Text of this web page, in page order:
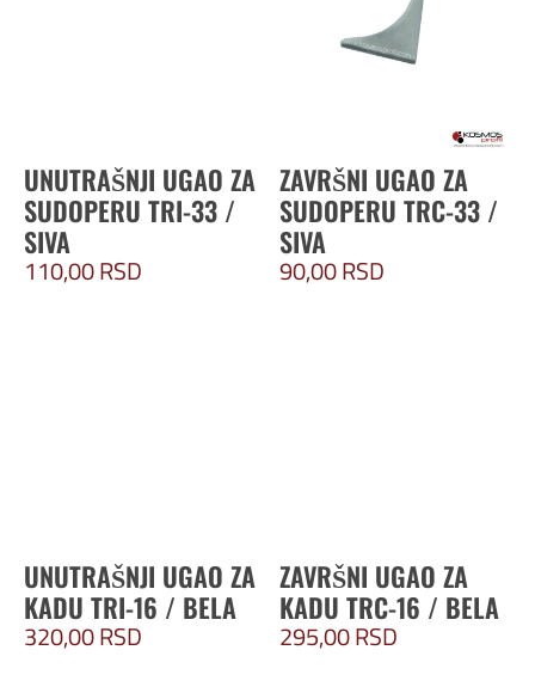
UNUTRAŠNJI UGAO ZA
SUDOPERU TRI-33 /
SIVA
110,00RSD
ZAVRŠNI UGAO ZA
SUDOPERU TRC-33 /
SIVA
90,00RSD
UNUTRAŠNJI UGAO ZA
KADU TRI-16 / BELA
320,00RSD
ZAVRŠNI UGAO ZA
KADU TRC-16 / BELA
295,00RSD